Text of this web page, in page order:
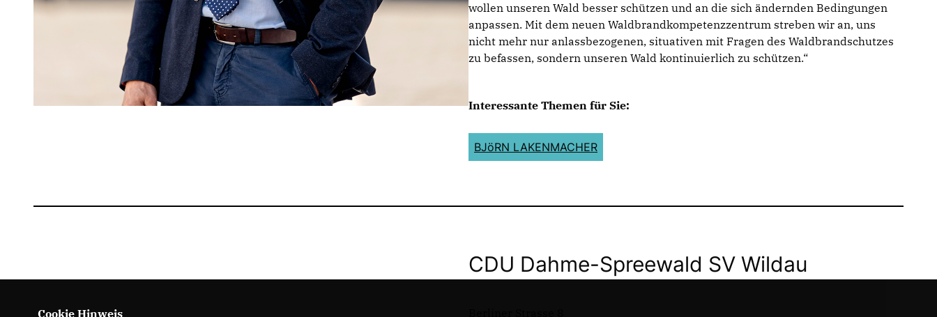
wollen unseren Wald besser schützen und an die sich ändernden Bedingungen
anpassen. Mit dem neuen Waldbrandkompetenzzentrum streben wir an, uns
nicht mehr nur anlassbezogenen, situativen mit Fragen des Waldbrandschutzes
zu befassen, sondern unseren Wald kontinuierlich zu schützen.“
Interessante Themen für Sie:
BJöRN LAKENMACHER
CDU Dahme-Spreewald SV Wildau
Cookie Hinweis